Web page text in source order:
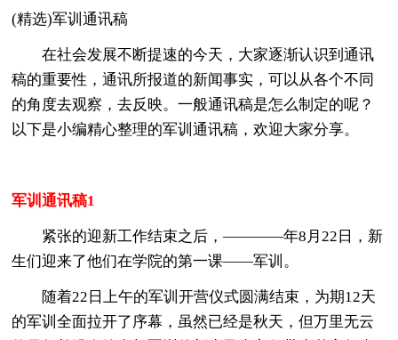
(精选)军训通讯稿
在社会发展不断提速的今天，大家逐渐认识到通讯
稿的重要性，通讯所报道的新闻事实，可以从各个不同
的角度去观察，去反映。一般通讯稿是怎么制定的呢？
以下是小编精心整理的军训通讯稿，欢迎大家分享。
军训通讯稿1
紧张的迎新工作结束之后，————年8月22日，新
生们迎来了他们在学院的第一课——军训。
随着22日上午的军训开营仪式圆满结束，为期12天
的军训全面拉开了序幕，虽然已经是秋天，但万里无云